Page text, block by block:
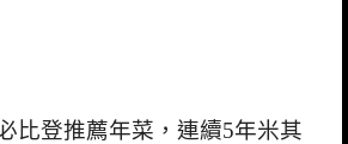
比登推薦年菜，連續5年米其